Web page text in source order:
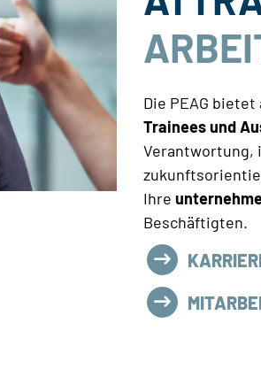
Die PEAG
Trainees und
Verantwortung,
Ihre
Beschäftigten.